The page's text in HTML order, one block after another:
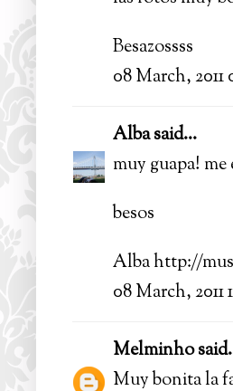
Besazossss
08 March, 2011
Albasaid...
muy guapa!
besos
Alba http://
08 March, 2011
Melminho
Muy bonita la